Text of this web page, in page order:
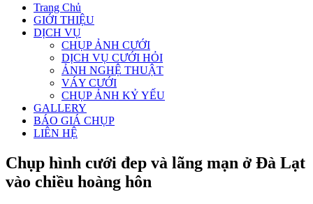
Trang Chủ
GIỚI THIỆU
DỊCH VỤ
CHỤP ẢNH CƯỚI
DỊCH VỤ CƯỚI HỎI
ẢNH NGHỆ THUẬT
VÁY CƯỚI
CHỤP ẢNH KỶ YẾU
GALLERY
BÁO GIÁ CHỤP
LIÊN HỆ
Chụp hình cưới đep và lãng mạn ở Đà Lạt
vào chiều hoàng hôn